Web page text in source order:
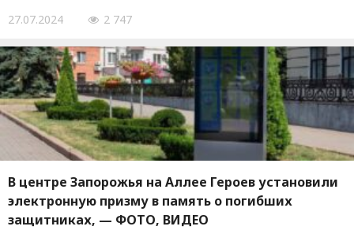
27.07.2024 2 747
В центре Запорожья на Аллее Героев установили
электронную призму в память о погибших
защитниках, — ФОТО, ВИДЕО